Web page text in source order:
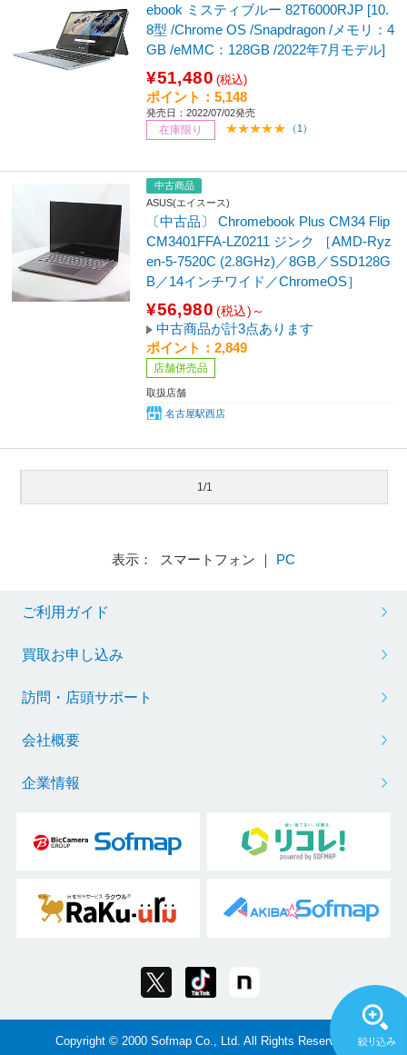
ebook ミスティブルー 82T6000RJP [10.
8型 /Chrome OS /Snapdragon /メモリ：4
GB /eMMC：128GB /2022年7月モデル]
¥51,480 (税込)
ポイント：5,148
発売日：2022/07/02発売
在庫限り （1）
中古商品
ASUS(エイスース)
〔中古品〕 Chromebook Plus CM34 Flip
CM3401FFA-LZ0211 ジンク ［AMD-Ryz
en-5-7520C (2.8GHz)／8GB／SSD128G
B／14インチワイド／ChromeOS］
¥56,980 (税込)～
中古商品が計3点あります
ポイント：2,849
店舗併売品
取扱店舗
名古屋駅西店
1/1
表示： スマートフォン ｜ PC
ご利用ガイド
買取お申し込み
訪問・店頭サポート
会社概要
企業情報
Copyright © 2000 Sofmap Co., Ltd. All Rights Reserved.